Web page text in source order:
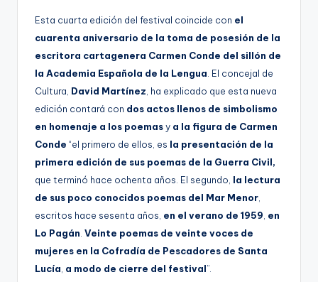
Esta cuarta edición del festival coincide con el
cuarenta aniversario de la toma de posesión de la
escritora cartagenera Carmen Conde del sillón de
la Academia Española de la Lengua . El concejal de
Cultura, David Martínez , ha explicado que esta nueva
edición contará con dos actos llenos de simbolismo
en homenaje a los poemasy a la figura de Carmen
Conde “el primero de ellos, es la presentación de la
primera edición de sus poemas de la Guerra Civil,
que terminó hace ochenta años. El segundo, la lectura
de sus poco conocidos poemas del Mar Menor
escritos hace sesenta años, en el verano de 1959 en
Lo Pagán Veinte poemas de veinte voces de
mujeres en la Cofradía de Pescadores de Santa
Lucía a modo de cierre del festival”.